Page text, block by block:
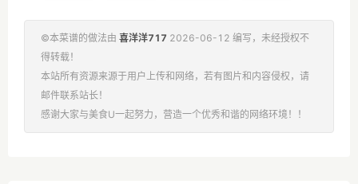
©本菜谱的做法由 喜洋洋717 2026-06-12 编写，未经授权不
得转载！
本站所有资源来源于用户上传和网络，若有图片和内容侵权，请
邮件联系站长！
感谢大家与美食U一起努力，营造一个优秀和谐的网络环境！！